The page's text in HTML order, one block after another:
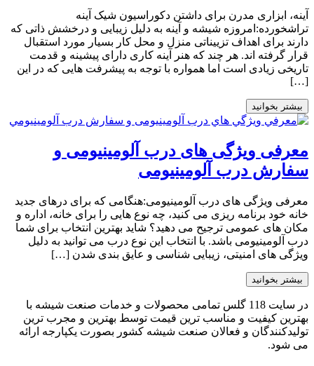
آینه، ابزاری مدرن برای داشتن دکوراسیون شیک آینه
تراشخورده:امروزه شیشه و آینه به دلیل زیبایی و درخشش ذاتی که
دارند برای اهداف تزییناتی منزل و محل کار بسیار مورد استقبال
قرار گرفته اند. هر چند که هنر آینه کاری دارای پیشینه و قدمت
تاریخی زیادی است اما همواره با توجه به پیشرفت هایی که در این
[…]
بیشتر بخوانید
معرفی ویژگی های درب آلومینیومی و
سفارش درب آلومینیومی
معرفی ویژگی های درب آلومینیومی:هنگامی که برای درهای جدید
خانه خود برنامه ریزی می کنید، چه نوع هایی را برای خانه، اداره و
مکان های عمومی ترجیح می دهید؟ شاید بهترین انتخاب برای شما
درب آلومینیومی باشد. با انتخاب این نوع درب می توانید به دلیل
ویژگی های امنیتی، زیبایی شناسی و عایق بندی شدن […]
بیشتر بخوانید
در سایت 118 گلس تمامی محصولات و خدمات صنعت شیشه با
بهترین کیفیت و مناسب ترین قیمت توسط بهترین و مجرب ترین
تولیدکنندگان و فعالان صنعت شیشه کشور بصورت یکپارجه ارائه
می شود.